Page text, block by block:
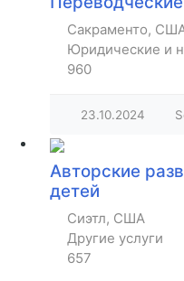
Сакраменто,
Юридические и
960
23.10.2024
Авторские
детей
Сиэтл, США
Другие услуги
657